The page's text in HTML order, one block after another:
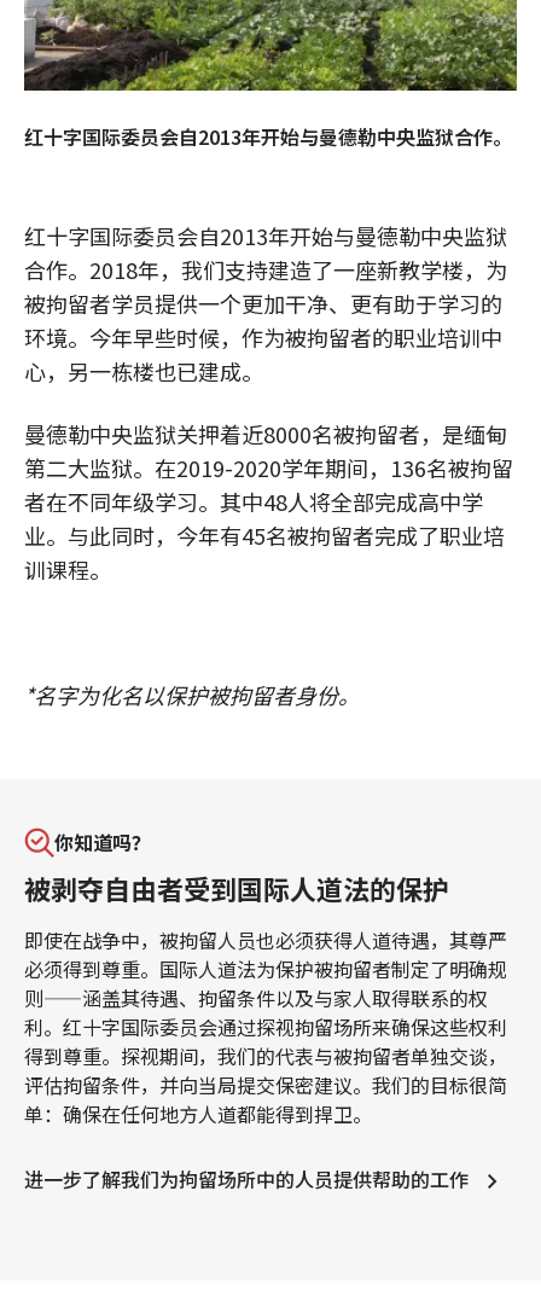
红十字国际委员会自2013年开始与曼德勒中央监狱合作。
红十字国际委员会自2013年开始与曼德勒中央监狱
合作。2018年，我们支持建造了一座新教学楼，为
被拘留者学员提供一个更加干净、更有助于学习的
环境。今年早些时候，作为被拘留者的职业培训中
心，另一栋楼也已建成。
曼德勒中央监狱关押着近8000名被拘留者，是缅甸
第二大监狱。在2019-2020学年期间，136名被拘留
者在不同年级学习。其中48人将全部完成高中学
业。与此同时，今年有45名被拘留者完成了职业培
训课程。
*名字为化名以保护被拘留者身份。
你知道吗？
被剥夺自由者受到国际人道法的保护
即使在战争中，被拘留人员也必须获得人道待遇，其尊严
必须得到尊重。国际人道法为保护被拘留者制定了明确规
则——涵盖其待遇、拘留条件以及与家人取得联系的权
利。红十字国际委员会通过探视拘留场所来确保这些权利
得到尊重。探视期间，我们的代表与被拘留者单独交谈，
评估拘留条件，并向当局提交保密建议。我们的目标很简
单：确保在任何地方人道都能得到捍卫。
进一步了解我们为拘留场所中的人员提供帮助的工作